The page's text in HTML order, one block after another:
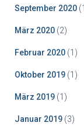
September 2020
März 2020 (2)
Februar 2020 (1)
Oktober 2019 (1)
März 2019 (1)
Januar 2019 (3)